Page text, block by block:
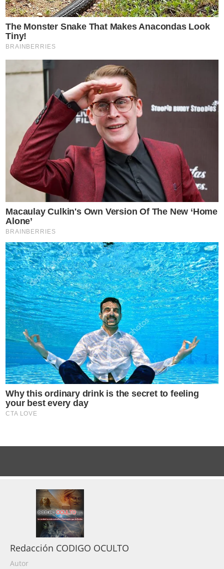
Redacción CODIGO OCULTO
Autor